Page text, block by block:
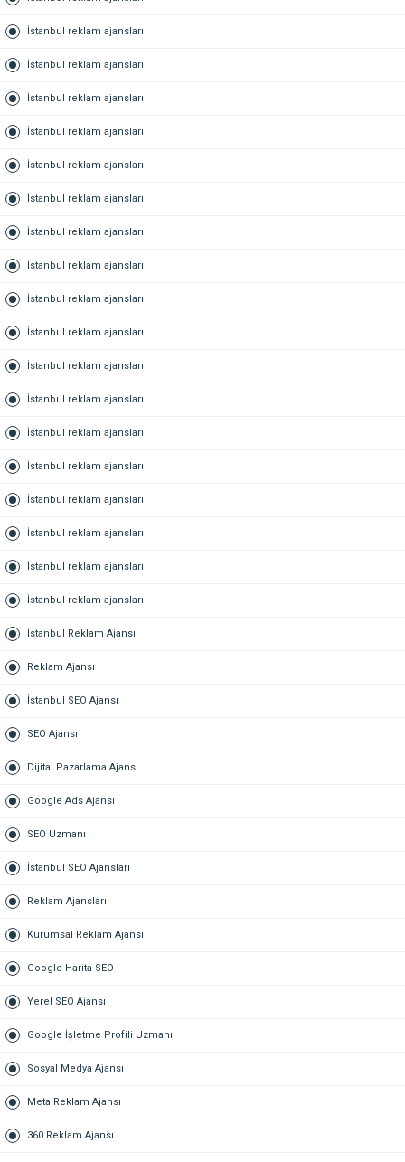
İstanbul reklam ajansları
İstanbul reklam ajansları
İstanbul reklam ajansları
İstanbul reklam ajansları
İstanbul reklam ajansları
İstanbul reklam ajansları
İstanbul reklam ajansları
İstanbul reklam ajansları
İstanbul reklam ajansları
İstanbul reklam ajansları
İstanbul reklam ajansları
İstanbul reklam ajansları
İstanbul reklam ajansları
İstanbul reklam ajansları
İstanbul reklam ajansları
İstanbul reklam ajansları
İstanbul reklam ajansları
İstanbul reklam ajansları
İstanbul Reklam Ajansı
Reklam Ajansı
İstanbul SEO Ajansı
SEO Ajansı
Dijital Pazarlama Ajansı
Google Ads Ajansı
SEO Uzmanı
İstanbul SEO Ajansları
Reklam Ajansları
Kurumsal Reklam Ajansı
Google Harita SEO
Yerel SEO Ajansı
Google İşletme Profili Uzmanı
Sosyal Medya Ajansı
Meta Reklam Ajansı
360 Reklam Ajansı